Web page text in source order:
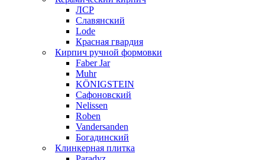
ЛСР
Славянский
Lode
Красная гвардия
Кирпич ручной формовки
Faber Jar
Muhr
KÖNIGSTEIN
Сафоновский
Nelissen
Roben
Vandersanden
Богадинский
Клинкерная плитка